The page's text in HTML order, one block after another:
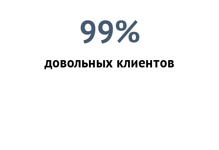
99%
довольных клиентов